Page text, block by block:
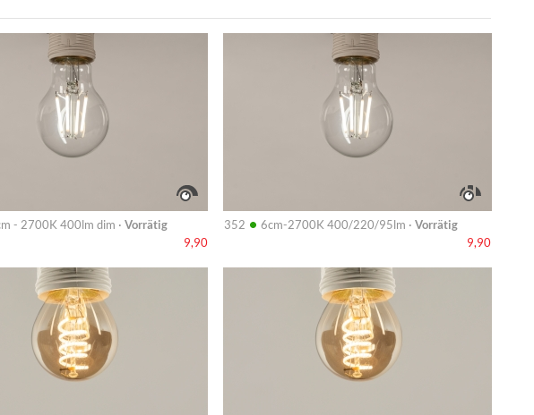
- 2700K 400lm dim · Vorrätig
9,90
352 • 6cm-2700K 400/220/95lm · Vorrätig
9,90
Info
Info